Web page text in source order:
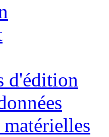
d'édition